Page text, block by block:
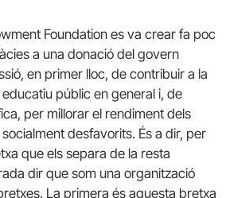
Foundation es va crear fa poc
a una donació del govern
en primer lloc, de contribuir a la
públic en general i, de
per millorar el rendiment dels
desfavorits. És a dir, per
que els separa de la resta
dir que som una organització
La primera és aquesta bretxa